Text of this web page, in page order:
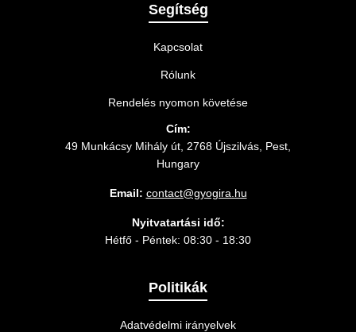
Segítség
Kapcsolat
Rólunk
Rendelés nyomon követése
Cím:
49 Munkácsy Mihály út, 2768 Újszilvás, Pest,
Hungary
Email: contact@gyogira.hu
Nyitvatartási idő:
Hétfő - Péntek: 08:30 - 18:30
Politikák
Adatvédelmi irányelvek